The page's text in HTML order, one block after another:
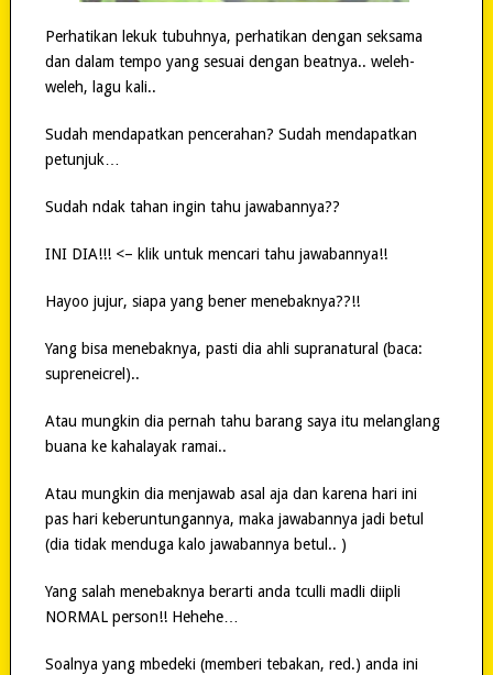
Perhatikan lekuk tubuhnya, perhatikan dengan seksama
dan dalam tempo yang sesuai dengan beatnya.. weleh-
weleh, lagu kali..
Sudah mendapatkan pencerahan? Sudah mendapatkan
petunjuk…
Sudah ndak tahan ingin tahu jawabannya??
INI DIA!!! <– klik untuk mencari tahu jawabannya!!
Hayoo jujur, siapa yang bener menebaknya??!!
Yang bisa menebaknya, pasti dia ahli supranatural (baca:
supreneicrel)..
Atau mungkin dia pernah tahu barang saya itu melanglang
buana ke kahalayak ramai..
Atau mungkin dia menjawab asal aja dan karena hari ini
pas hari keberuntungannya, maka jawabannya jadi betul
(dia tidak menduga kalo jawabannya betul.. )
Yang salah menebaknya berarti anda tculli madli diipli
NORMAL person!! Hehehe…
Soalnya yang mbedeki (memberi tebakan, red.) anda ini